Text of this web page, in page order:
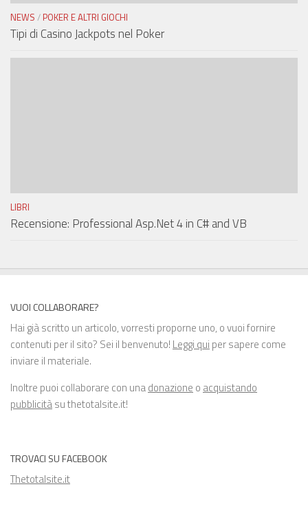
NEWS / POKER E ALTRI GIOCHI
Tipi di Casino Jackpots nel Poker
LIBRI
Recensione: Professional Asp.Net 4 in C# and VB
VUOI COLLABORARE?
Hai già scritto un articolo, vorresti proporne uno, o vuoi fornire
contenuti per il sito? Sei il benvenuto! Leggi qui per sapere come
inviare il materiale.
Inoltre puoi collaborare con unadonazione o acquistando
pubblicitàsu thetotalsite.it!
TROVACI SU FACEBOOK
Thetotalsite.it